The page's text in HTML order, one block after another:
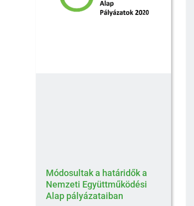
Módosultak a határidők a
Nemzeti Együttműködési
Alap pályázataiban